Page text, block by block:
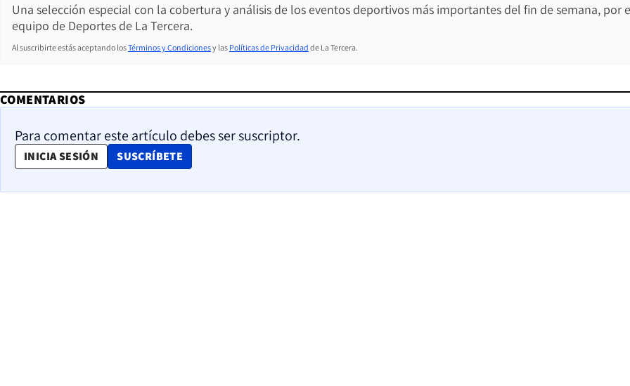
Una selección especial con la cobertura y análisis de los eventos deportivos más importantes del fin de semana, por
equipo de Deportes de La Tercera.
Al suscribirte estás aceptando losTérminos y Condicionesy las Políticas de Privacidad de La Tercera.
COMENTARIOS
Para comentar este artículo debes ser suscriptor.
INICIA SESIÓN SUSCRÍBETE
OPENS IN NEW WINDOW